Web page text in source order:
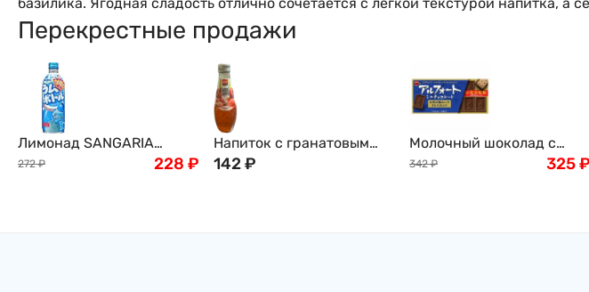
Перекрестные продажи
Лимонад SANGARIA
Рамунэ, Япония, 500г
272 ₽ 228 ₽
Напиток с гранатовым
соком и семенами
142₽
Молочный шоколад с
бисквитным печеньем
342 ₽ 325₽